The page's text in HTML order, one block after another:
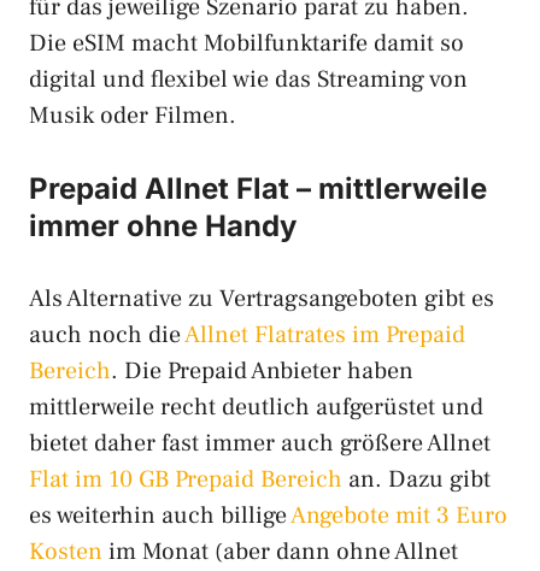
für das jeweilige Szenario parat zu haben.
Die eSIM macht Mobilfunktarife damit so
digital und flexibel wie das Streaming von
Musik oder Filmen.
Prepaid Allnet Flat – mittlerweile
immer ohne Handy
Als Alternative zu Vertragsangeboten gibt es
auch noch dieAllnet Flatrates im Prepaid
Bereich. Die Prepaid Anbieter haben
mittlerweile recht deutlich aufgerüstet und
bietet daher fast immer auch größere Allnet
Flat im 10 GB Prepaid Bereich an. Dazu gibt
es weiterhin auch billigeAngebote mit 3 Euro
Kosten im Monat (aber dann ohne Allnet